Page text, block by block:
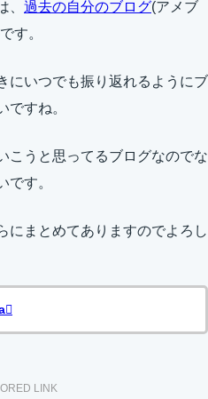
、 過去の自分のブログ(アメブ
す。
にいつでも振り返れるようにブ
ですね。
こうと思ってるブログなのでな
です。
にまとめてありますのでよろし
LINK